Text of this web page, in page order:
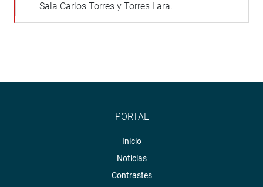
Sala Carlos Torres y Torres Lara.
PORTAL
Inicio
Noticias
Contrastes